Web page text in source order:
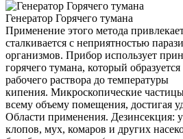
Генератор Горячего тумана
Применение этого метода
сталкивается с неприятностью
организмов. Прибор использует
горячего тумана, который
рабочего раствора до температуры
кипения. Микроскопические
всему объему помещения, достигая
Области применения. Дезинсекция:
клопов, мух, комаров и других